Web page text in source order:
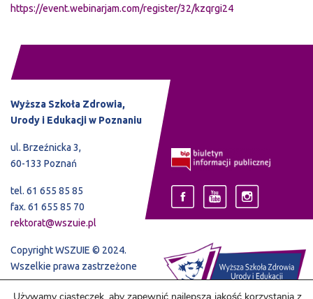
https://event.webinarjam.com/register/32/kzqrgi24
Wyższa Szkoła Zdrowia,
Urody i Edukacji w Poznaniu
ul. Brzeźnicka 3,
60-133 Poznań
tel. 61 655 85 85
fax. 61 655 85 70
rektorat@wszuie.pl
Copyright WSZUIE © 2024.
Wszelkie prawa zastrzeżone